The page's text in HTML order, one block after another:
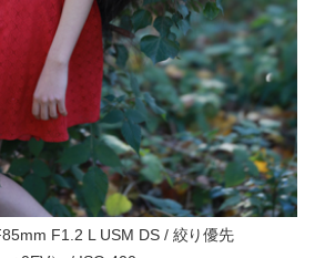
F1.2 L USM DS / 絞り優先